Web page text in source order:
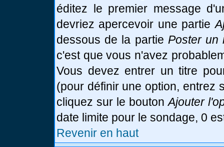
éditez le premier message
devriez apercevoir une partie
dessous de la partie Poster un
c'est que vous n'avez
Vous devez entrer un titre
(pour définir une option, entrez
cliquez sur le boutonAjouter
date limite pour le sondage, 0
Revenir en haut